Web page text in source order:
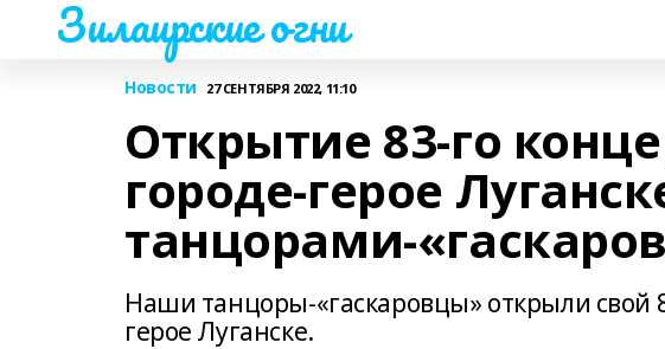
Зилаирские огни
Новости 27 СЕНТЯБРЯ 2022, 11:10
Открытие 83-го
городе-герое
танцорами-
Наши танцоры-«гаскаровцы» открыли свой
герое Луганске.